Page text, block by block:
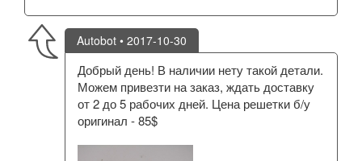
Autobot • 2017-10-30
Добрый день! В наличии нету такой детали.
Можем привезти на заказ, ждать доставку
от 2 до 5 рабочих дней. Цена решетки б/у
оригинал - 85$